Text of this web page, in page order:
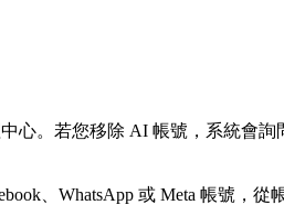
心。若您移除 AI 帳號，系統會詢
、WhatsApp 或 Meta 帳號，從